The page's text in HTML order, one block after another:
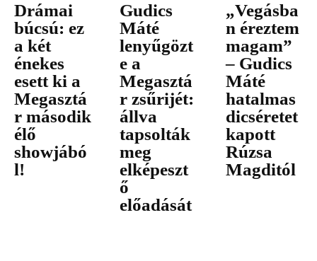
Drámai
búcsú: ez
a két
énekes
esett ki a
Megasztá
r második
élő
showjábó
l!
Gudics
Máté
lenyűgözt
e a
Megasztá
r zsűrijét:
állva
tapsolták
meg
elképeszt
ő
előadását
„Vegásba
n éreztem
magam”
– Gudics
Máté
hatalmas
dicséretet
kapott
Rúzsa
Magditól